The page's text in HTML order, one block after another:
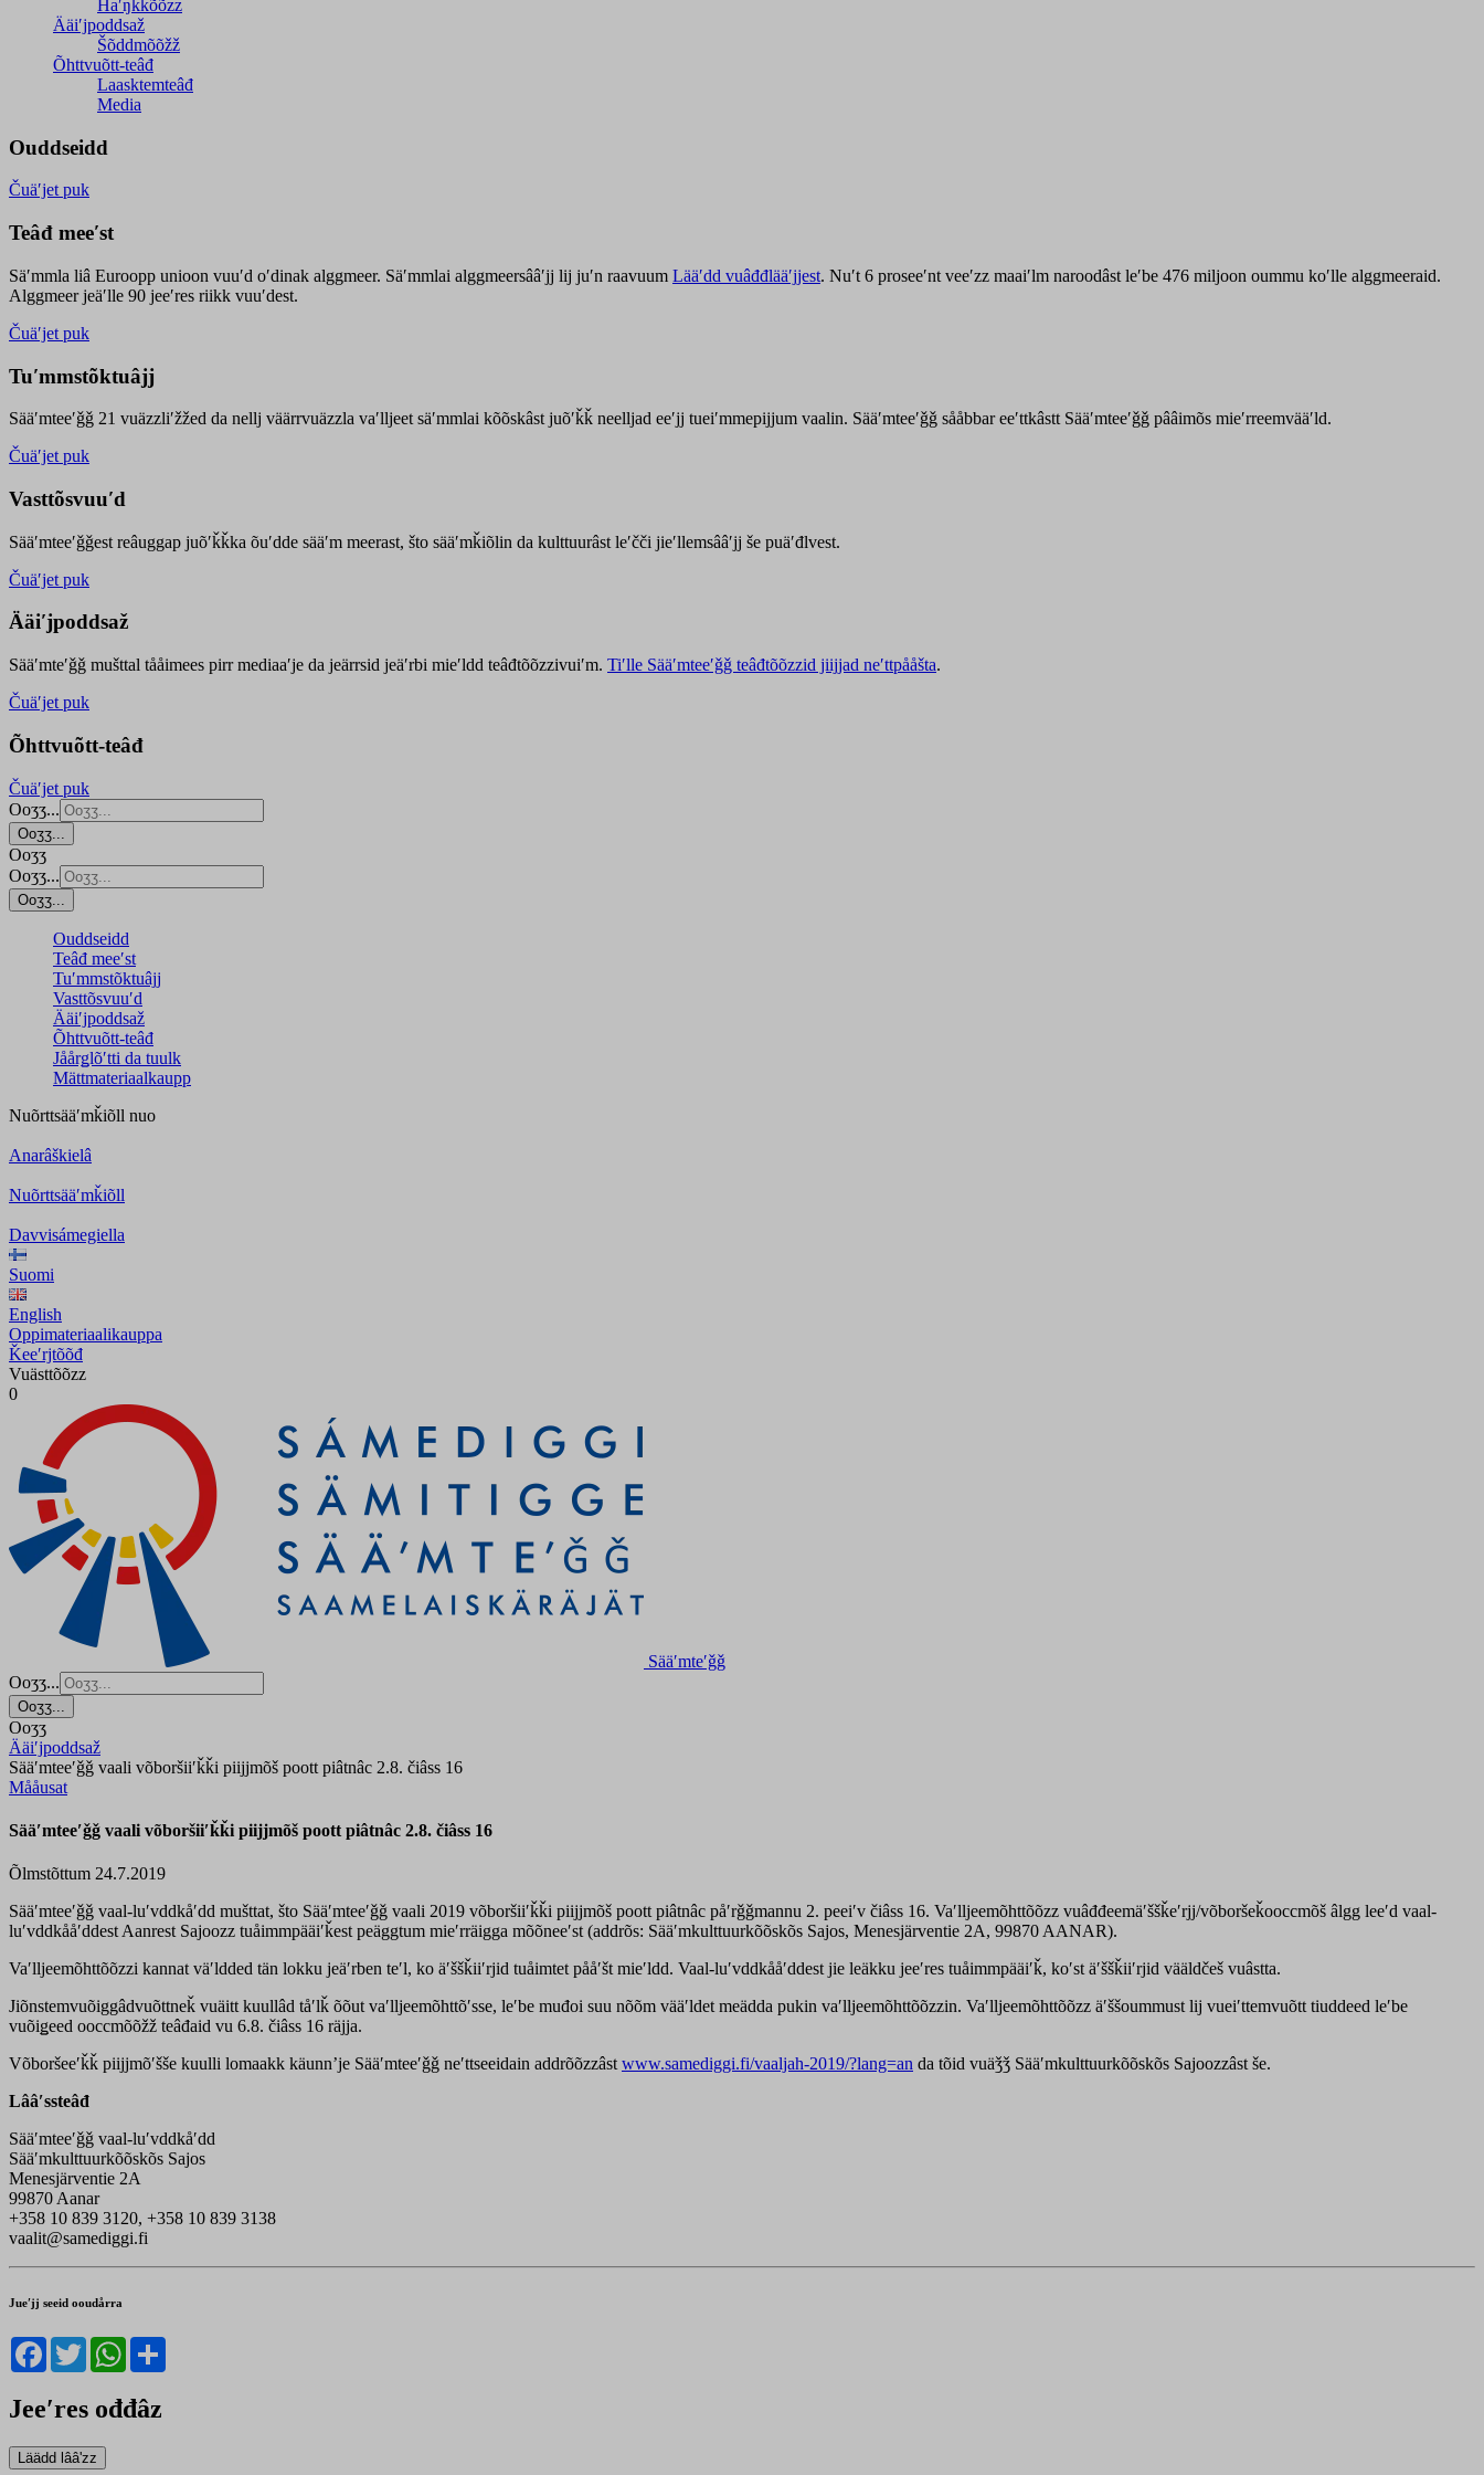
Haʹŋǩǩõõzz
Ääiʹjpoddsaž
Šõddmõõžž
Õhttvuõtt-teâđ
Laasktemteâđ
Media
Ouddseidd
Čuäʹjet puk
Teâđ meeʹst
Säʹmmla liâ Euroopp unioon vuuʹd oʹdinak alggmeer. Säʹmmlai alggmeersââʹjj lij juʹn raavuum Lääʹdd vuâđđlääʹjjest. Nuʹt 6 proseeʹnt veeʹzz maaiʹlm naroodâst leʹbe 476 miljoon oummu koʹlle alggmeeraid.
Alggmeer jeäʹlle 90 jeeʹres riikk vuuʹdest.
Čuäʹjet puk
Tuʹmmstõktuâjj
Sääʹmteeʹǧǧ 21 vuäzzliʹžžed da nellj väärrvuäzzla vaʹlljeet säʹmmlai kõõskâst juõʹǩǩ neelljad eeʹjj tueiʹmmepijjum vaalin. Sääʹmteeʹǧǧ sååbbar eeʹttkâstt Sääʹmteeʹǧǧ pââimõs mieʹrreemvääʹld.
Čuäʹjet puk
Vasttõsvuuʹd
Sääʹmteeʹǧǧest reâuggap juõʹǩǩka õuʹdde sääʹm meerast, što sääʹmǩiõlin da kulttuurâst leʹčči jieʹllemsââʹjj še puäʹđlvest.
Čuäʹjet puk
Ääiʹjpoddsaž
Sääʹmteʹǧǧ mušttal tååimees pirr mediaaʹje da jeärrsid jeäʹrbi mieʹldd teâđtõõzzivuiʹm. Tiʹlle Sääʹmteeʹǧǧ teâđtõõzzid jiijjad neʹttpååšta.
Čuäʹjet puk
Õhttvuõtt-teâđ
Čuäʹjet puk
Ooʒʒ...
Ooʒʒ...
Ooʒʒ
Ooʒʒ...
Ooʒʒ...
Ouddseidd
Teâđ meeʹst
Tuʹmmstõktuâjj
Vasttõsvuuʹd
Ääiʹjpoddsaž
Õhttvuõtt-teâđ
Jåårǥlõʹtti da tuulk
Mättmateriaalkaupp
Nuõrttsääʹmǩiõll nuo
Anarâškielâ
Nuõrttsääʹmǩiõll
Davvisámegiella
Suomi
English
Oppimateriaalikauppa
Ǩeeʹrjtõõđ
Vuästtõõzz
0
Sääʹmteʹǧǧ
Ooʒʒ...
Ooʒʒ...
Ooʒʒ
Ääiʹjpoddsaž
Sääʹmteeʹǧǧ vaali võboršiiʹǩǩi piijjmõš poott piâtnâc 2.8. čiâss 16
Mååusat
Sääʹmteeʹǧǧ vaali võboršiiʹǩǩi piijjmõš poott piâtnâc 2.8. čiâss 16
Õlmstõttum 24.7.2019
Sääʹmteeʹǧǧ vaal-luʹvddkåʹdd mušttat, što Sääʹmteeʹǧǧ vaali 2019 võboršiiʹǩǩi piijjmõš poott piâtnâc påʹrǧǧmannu 2. peeiʹv čiâss 16. Vaʹlljeemõhttõõzz vuâđđeemäʹššǩeʹrjj/võboršeǩooccmõš âlgg leeʹd vaal-
luʹvddkååʹddest Aanrest Sajoozz tuåimmpääiʹǩest peäggtum mieʹrräigga mõõneeʹst (addrõs: Sääʹmkulttuurkõõskõs Sajos, Menesjärventie 2A, 99870 AANAR).
Vaʹlljeemõhttõõzzi kannat väʹldded tän lokku jeäʹrben teʹl, ko äʹššǩiiʹrjid tuåimtet pååʹšt mieʹldd. Vaal-luʹvddkååʹddest jie leäkku jeeʹres tuåimmpääiʹǩ, koʹst äʹššǩiiʹrjid vääldčeš vuâstta.
Jiõnstemvuõiggâdvuõttneǩ vuäitt kuullâd tåʹlǩ õõut vaʹlljeemõhttõʹsse, leʹbe muđoi suu nõõm vääʹldet meädda pukin vaʹlljeemõhttõõzzin. Vaʹlljeemõhttõõzz äʹššoummust lij vueiʹttemvuõtt tiuddeed leʹbe
vuõiǥeed ooccmõõžž teâđaid vu 6.8. čiâss 16 räjja.
Võboršeeʹǩǩ piijjmõʹšše kuulli lomaakk käunnʼje Sääʹmteeʹǧǧ neʹttseeidain addrõõzzâst www.samediggi.fi/vaaljah-2019/?lang=an da tõid vuäǯǯ Sääʹmkulttuurkõõskõs Sajoozzâst še.
Lââʹssteâđ
Sääʹmteeʹǧǧ vaal-luʹvddkåʹdd
Sääʹmkulttuurkõõskõs Sajos
Menesjärventie 2A
99870 Aanar
+358 10 839 3120, +358 10 839 3138
vaalit@samediggi.fi
Jueʹjj seeid ooudårra
Facebook
TwitterWhatsApp
Jeeʹres ođđâz